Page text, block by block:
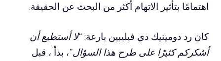
اهتمامًا بتأثير الاتهام أكثر من البحث عن الحقيقة.
كان رد دومينيك دي فيليبين بارعة: “لا أستطيع أن
أشكركم كثيرًا على طرح هذا السؤال”، بدأ ، قبل